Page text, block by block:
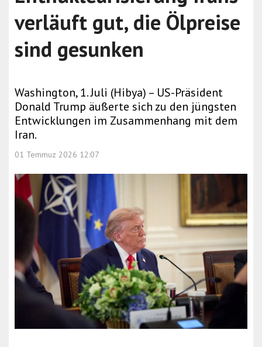
verläuft gut, die Ölpreise
sind gesunken
Washington, 1. Juli (Hibya) – US-Präsident
Donald Trump äußerte sich zu den jüngsten
Entwicklungen im Zusammenhang mit dem
Iran.
01 Temmuz 2026 12:07